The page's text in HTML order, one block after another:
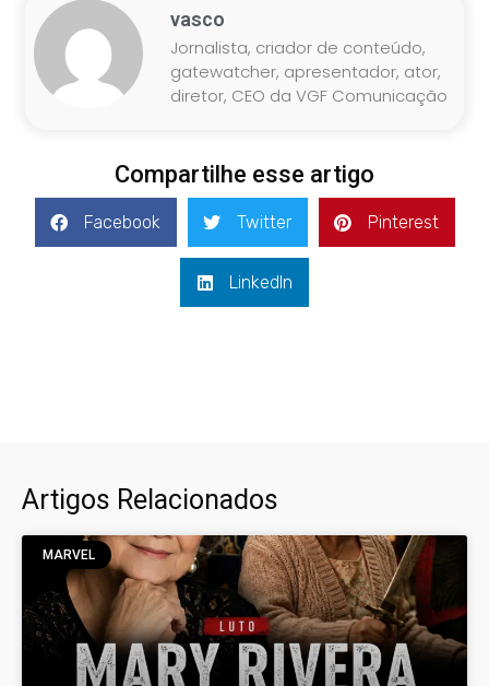
vasco
Jornalista, criador de conteúdo,
gatewatcher, apresentador, ator,
diretor, CEO da VGF Comunicação
Compartilhe esse artigo
Facebook Twitter Pinterest
LinkedIn
Artigos Relacionados
MARVEL